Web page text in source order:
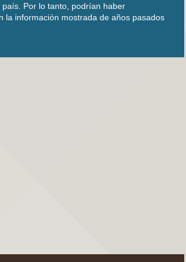
Por lo tanto, podrían haber
la información mostrada de años pasados